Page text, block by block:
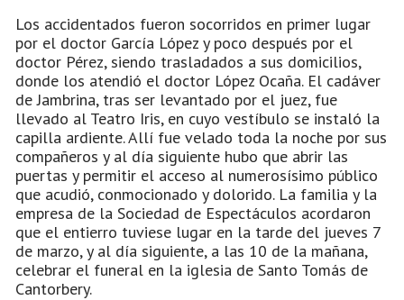
Los accidentados fueron socorridos en primer lugar
por el doctor García López y poco después por el
doctor Pérez, siendo trasladados a sus domicilios,
donde los atendió el doctor López Ocaña. El cadáver
de Jambrina, tras ser levantado por el juez, fue
llevado al Teatro Iris, en cuyo vestíbulo se instaló la
capilla ardiente. Allí fue velado toda la noche por sus
compañeros y al día siguiente hubo que abrir las
puertas y permitir el acceso al numerosísimo público
que acudió, conmocionado y dolorido. La familia y la
empresa de la Sociedad de Espectáculos acordaron
que el entierro tuviese lugar en la tarde del jueves 7
de marzo, y al día siguiente, a las 10 de la mañana,
celebrar el funeral en la iglesia de Santo Tomás de
Cantorbery.